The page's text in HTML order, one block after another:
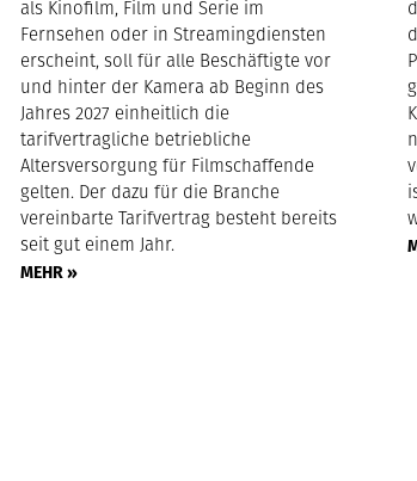
als Kinofilm, Film und Serie im
Fernsehen oder in Streamingdiensten
erscheint, soll für alle Beschäftigte vor
und hinter der Kamera ab Beginn des
Jahres 2027 einheitlich die
tarifvertragliche betriebliche
Altersversorgung für Filmschaffende
gelten. Der dazu für die Branche
vereinbarte Tarifvertrag besteht bereits
seit gut einem Jahr.
MEHR »